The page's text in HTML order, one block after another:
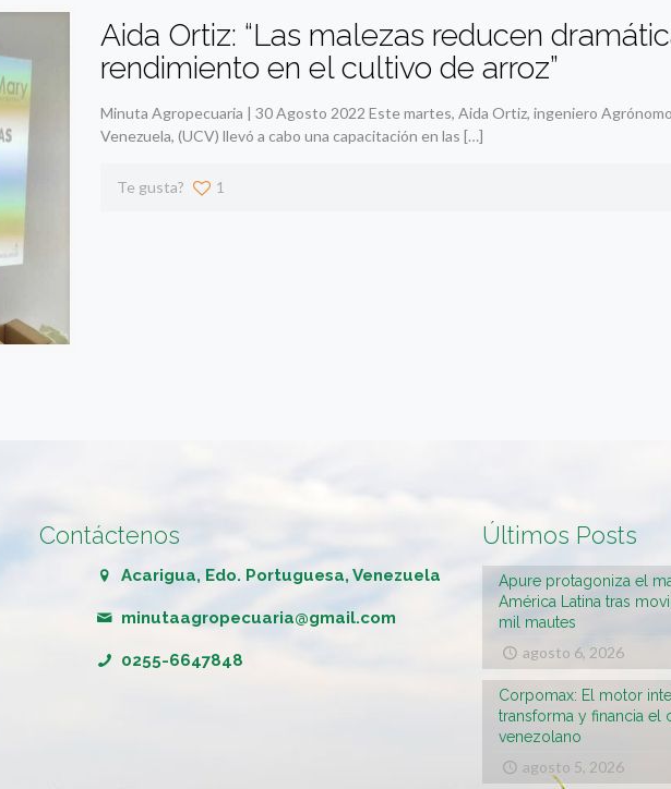
Aida Ortiz: “Las malezas reducen
rendimiento en el cultivo de arroz”
Minuta Agropecuaria | 30 Agosto 2022 Este martes, Aida Ortiz, ingeniero
Venezuela, (UCV) llevó a cabo una capacitación en las […]
Te gusta? 1
Contáctenos
Acarigua, Edo. Portuguesa, Venezuela
minutaagropecuaria@gmail.com
0255-6647848
Últimos Posts
Apure protagoniza el
América Latina tras
mil mautes
agosto 6, 2026
Corpomax: El motor
transforma y financia el
venezolano
agosto 5, 2026